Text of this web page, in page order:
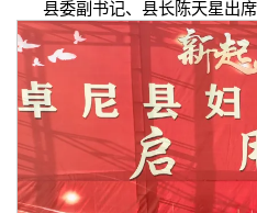
县委副书记、县长陈天星出席